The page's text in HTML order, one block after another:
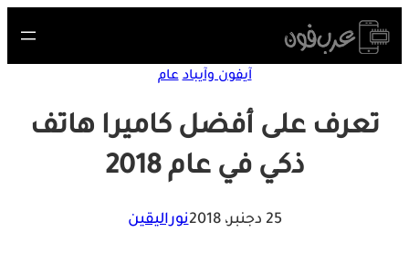
Skip
to
آيفون وآيباد عام
تعرف على أفضل كاميرا هاتف
ذكي في عام 2018
25 دجنبر، 2018 نوراليقين